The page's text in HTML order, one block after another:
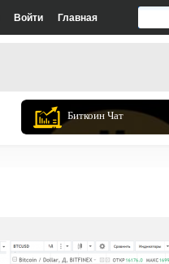
Войти Главная
Биткоин Чат